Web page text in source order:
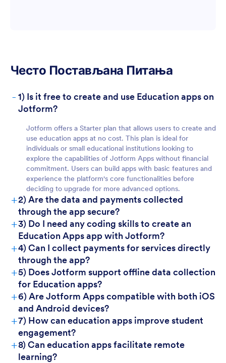
For Teams
For Customers
Често Постављана Питања
- 1) Is it free to create and use Education apps on
Jotform?
Jotform offers a Starter plan that allows users to create and
use education apps at no cost. This plan is ideal for
individuals or small educational institutions looking to
explore the capabilities of Jotform Apps without financial
commitment. Users can build apps with basic features and
experience the platform's core functionalities before
deciding to upgrade for more advanced options.
+2) Are the data and payments collected
through the app secure?
+3) Do I need any coding skills to create an
Education Apps app with Jotform?
+4) Can I collect payments for services directly
through the app?
+5) Does Jotform support offline data collection
for Education apps?
+6) Are Jotform Apps compatible with both iOS
and Android devices?
+7) How can education apps improve student
engagement?
+8) Can education apps facilitate remote
learning?